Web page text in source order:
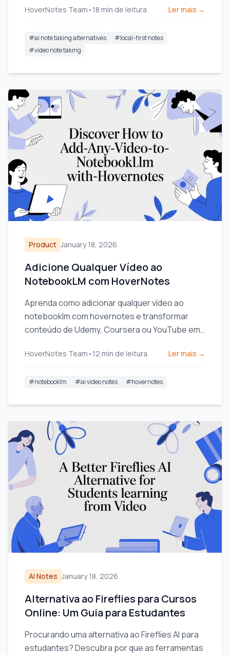
HoverNotes Team • 18 min de leitura Ler mais →
#ai note taking alternatives #local-first notes
#video note taking
Product January 18, 2026
Adicione Qualquer Vídeo ao
NotebookLM com HoverNotes
Aprenda como adicionar qualquer vídeo ao
notebooklm com hovernotes e transformar
conteúdo de Udemy, Coursera ou YouTube em
mais profundo.
HoverNotes Team • 12 min de leitura Ler mais →
#notebooklm #ai video notes #hovernotes
AI Notes January 18, 2026
Alternativa ao Fireflies para Cursos
Online: Um Guia para Estudantes
Procurando uma alternativa ao Fireflies AI para
estudantes? Descubra por que as ferramentas